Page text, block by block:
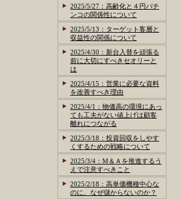
2025/5/27：高齢化と４円パチ
ンコの関係性について
2025/5/13：ターゲット客層と
収益性の関係について
2025/4/30：新台入替を頑張る
前に大切にすべきセオリーと
は
2025/4/15：営業に必要な資料
を改善すべき理由
2025/4/1：物価高の環境にあっ
ても工夫がない値上げは顧客
離れにつながる
2025/3/18：投資回収をしやす
くするための戦略について
2025/3/4：M＆Ａを推進するう
えで注意すべきこと
2025/2/18：高単価機種中心な
のに、なぜ儲からないのか？